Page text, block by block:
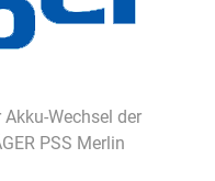
Wechsel der
PSS Merlin